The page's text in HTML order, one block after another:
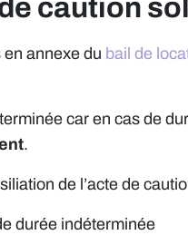
caution
en annexe du bail de
car en cas de
.
de l’acte de
durée indéterminée